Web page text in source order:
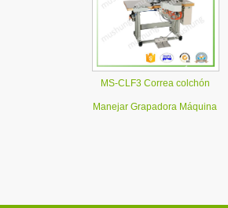
MS-CLF3 Correa colchón
Manejar Grapadora Máquina